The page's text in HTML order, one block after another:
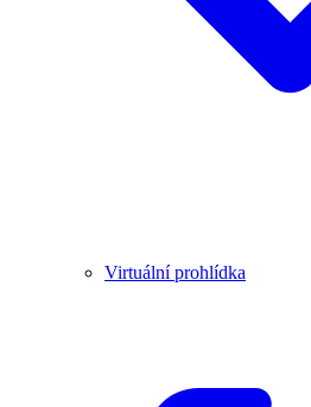
Virtuální prohlídka